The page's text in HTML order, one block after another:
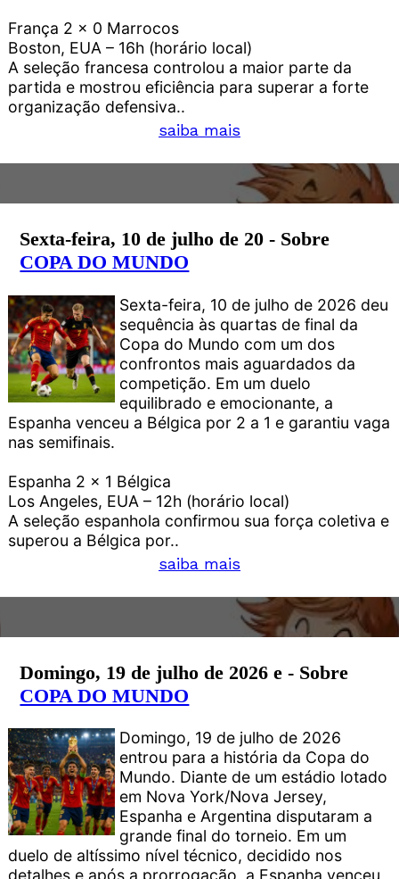
França 2 x 0 Marrocos
Boston, EUA – 16h (horário local)
A seleção francesa controlou a maior parte da
partida e mostrou eficiência para superar a forte
organização defensiva..
saiba mais
Sexta-feira, 10 de julho de 20 - Sobre
COPA DO MUNDO
Sexta-feira, 10 de julho de 2026 deu
sequência às quartas de final da
Copa do Mundo com um dos
confrontos mais aguardados da
competição. Em um duelo
equilibrado e emocionante, a
Espanha venceu a Bélgica por 2 a 1 e garantiu vaga
nas semifinais.
Espanha 2 x 1 Bélgica
Los Angeles, EUA – 12h (horário local)
A seleção espanhola confirmou sua força coletiva e
superou a Bélgica por..
saiba mais
Domingo, 19 de julho de 2026 e - Sobre
COPA DO MUNDO
Domingo, 19 de julho de 2026
entrou para a história da Copa do
Mundo. Diante de um estádio lotado
em Nova York/Nova Jersey,
Espanha e Argentina disputaram a
grande final do torneio. Em um
duelo de altíssimo nível técnico, decidido nos
detalhes e após a prorrogação, a Espanha venceu